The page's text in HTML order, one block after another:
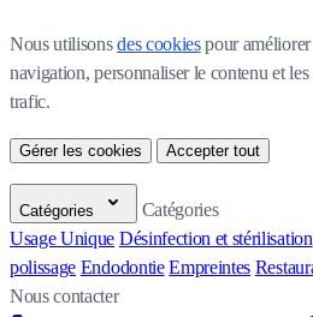
Nous utilisons des cookies pour améliorer
navigation, personnaliser le contenu et
trafic.
Gérer les cookies Accepter tout
Catégories
Catégories
Usage Unique Désinfection et stérilisation
polissage Endodontie Empreintes
Nous contacter